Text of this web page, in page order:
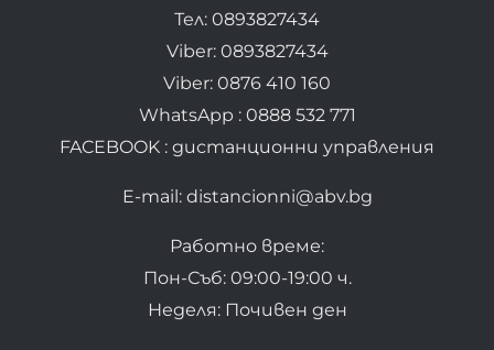
Тел: 0893827434
Viber: 0893827434
Viber: 0876 410 160
WhatsApp : 0888 532 771
FACEBOOK : дистанционни управления
E-mail: distancionni@abv.bg
Работно време:
Пон-Съб: 09:00-19:00 ч.
Неделя: Почивен ден